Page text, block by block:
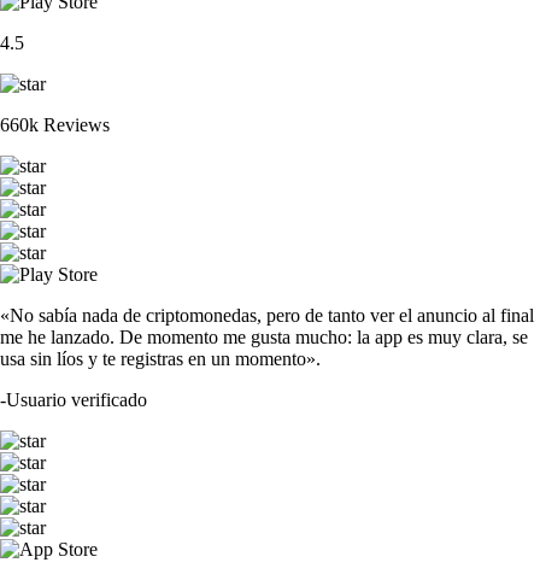
4.5
660k Reviews
«No sabía nada de criptomonedas, pero de tanto ver el anuncio al final
me he lanzado. De momento me gusta mucho: la app es muy clara, se
usa sin líos y te registras en un momento».
-Usuario verificado